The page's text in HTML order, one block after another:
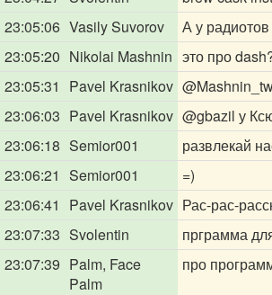
23:05:06 Vasily Suvorov
А у
23:05:20 Nikolai Mashnin это про
23:05:31
Pavel Krasnikov
23:06:03 Pavel Krasnikov @gbazil у
23:06:18 Semior001
развлекай
23:06:21 Semior001
=)
23:06:41
Pavel Krasnikov Рас-рас-
23:07:33 Svolentin
прграмма
23:07:39 Palm, Face
Palm
про